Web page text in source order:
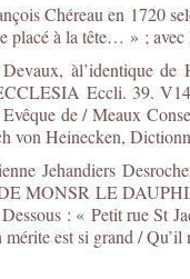
Chéreau en 1720
placé à la tête… » ;
Devaux, àl’identique
Eccli. 39. V14
de / Meaux
Heinecken,
Jehandiers
MONSR LE
: « Petit rue St
est si grand / Qu’il